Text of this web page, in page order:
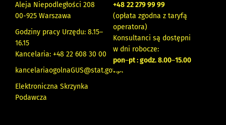
Aleja Niepodległości 208
00-925 Warszawa
Godziny pracy Urzędu: 8.15–
16.15
Kancelaria: +48 22 608 30 00
kancelariaogolnaGUS@stat.gov.pl
Elektroniczna Skrzynka
Podawcza
+48 22 279 99 99
(opłata zgodna z taryfą
operatora)
Konsultanci są dostępni
w dni robocze:
pon–pt : godz. 8.00–15.00